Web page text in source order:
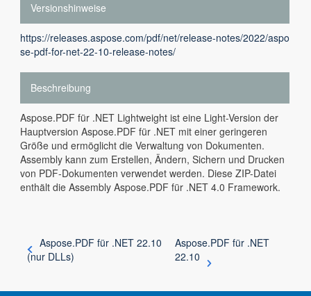
Versionshinweise
https://releases.aspose.com/pdf/net/release-notes/2022/aspo
se-pdf-for-net-22-10-release-notes/
Beschreibung
Aspose.PDF für .NET Lightweight ist eine Light-Version der
Hauptversion Aspose.PDF für .NET mit einer geringeren
Größe und ermöglicht die Verwaltung von Dokumenten.
Assembly kann zum Erstellen, Ändern, Sichern und Drucken
von PDF-Dokumenten verwendet werden. Diese ZIP-Datei
enthält die Assembly Aspose.PDF für .NET 4.0 Framework.
Aspose.PDF für .NET 22.10
(nur DLLs)
Aspose.PDF für .NET
22.10